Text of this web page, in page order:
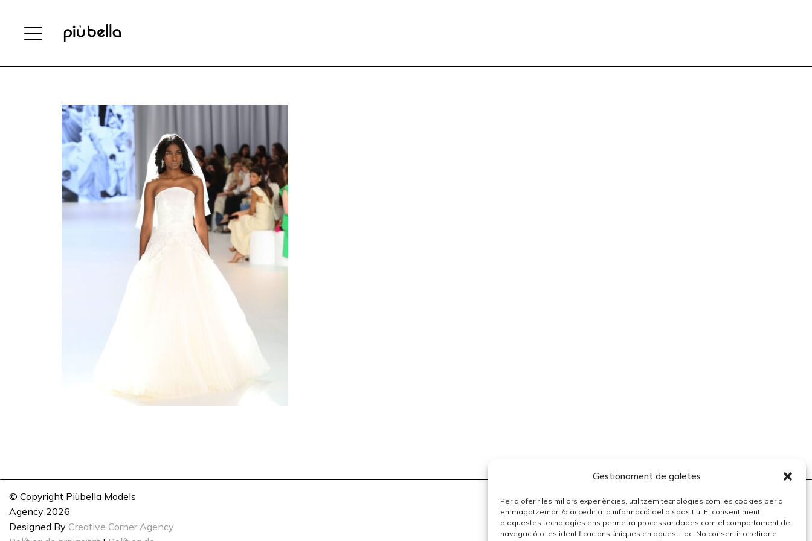
Gestionament de galetes
Per a oferir les millors experiències, utilitzem tecnologies com les cookies per a
emmagatzemar i/o accedir a la informació del dispositiu. El consentiment
d'aquestes tecnologies ens permetrà processar dades com el comportament de
navegació o les identificacions úniques en aquest lloc. No consentir o retirar el
© Copyright Piùbella Models
Agency 2026
Designed By Creative Corner Agency